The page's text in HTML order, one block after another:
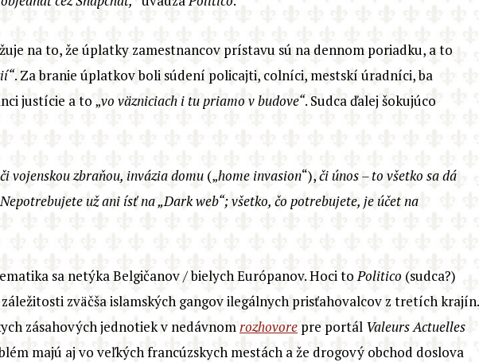
na to, že úplatky zamestnancov prístavu sú na dennom poriadku, a to
. Za branie úplatkov boli súdení policajti, colníci, mestskí úradníci, ba
justície a to „vo väzniciach i tu priamo v budove“. Sudca ďalej šokujúco
vojenskou zbraňou, invázia domu („home invasion“),či únos – to všetko sa dá
už ani ísť na „Dark web“; všetko, čo potrebujete, je účet na
sa netýka Belgičanov / bielych Európanov. Hoci to Politico (sudca?)
zväčša islamských gangov ilegálnych prisťahovalcov z tretích krajín.
zásahových jednotiek v nedávnom rozhovore pre portál Valeurs Actuelles
majú aj vo veľkých francúzskych mestách a že drogový obchod doslova